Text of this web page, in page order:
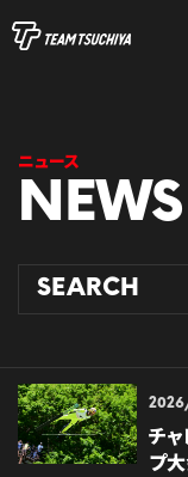
ニュース
SEARCH
チ
プ